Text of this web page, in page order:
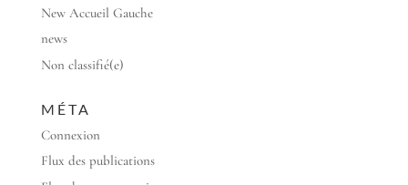
New Accueil Gauche
news
Non classifié(e)
MÉTA
Connexion
Flux des publications